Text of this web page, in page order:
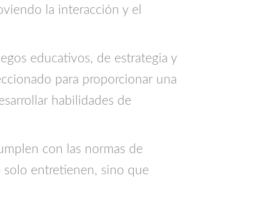
la interacción y el
educativos, de estrategia y
para proporcionar una
habilidades de
con las normas de
solo entretienen, sino que